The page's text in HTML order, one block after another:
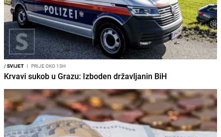
/SVIJET I PRIJE OKO 13H
Krvavi sukob u Grazu: Izboden državljanin BiH